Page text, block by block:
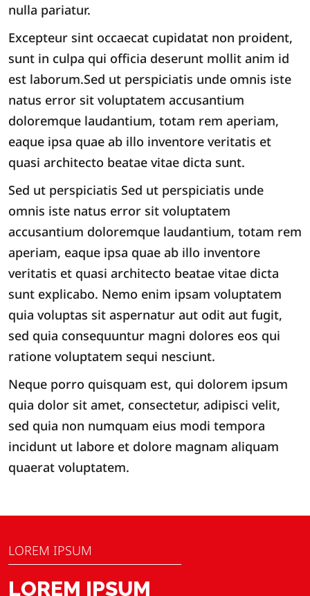
nulla pariatur.
Excepteur sint occaecat cupidatat non proident,
sunt in culpa qui officia deserunt mollit anim id
est laborum.Sed ut perspiciatis unde omnis iste
natus error sit voluptatem accusantium
doloremque laudantium, totam rem aperiam,
eaque ipsa quae ab illo inventore veritatis et
quasi architecto beatae vitae dicta sunt.
Sed ut perspiciatis Sed ut perspiciatis unde
omnis iste natus error sit voluptatem
accusantium doloremque laudantium, totam rem
aperiam, eaque ipsa quae ab illo inventore
veritatis et quasi architecto beatae vitae dicta
sunt explicabo. Nemo enim ipsam voluptatem
quia voluptas sit aspernatur aut odit aut fugit,
sed quia consequuntur magni dolores eos qui
ratione voluptatem sequi nesciunt.
Neque porro quisquam est, qui dolorem ipsum
quia dolor sit amet, consectetur, adipisci velit,
sed quia non numquam eius modi tempora
incidunt ut labore et dolore magnam aliquam
quaerat voluptatem.
LOREM IPSUM
LOREM IPSUM